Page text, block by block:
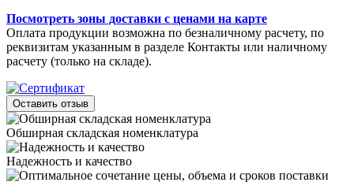
Посмотреть зоны доставки с ценами на карте
Оплата продукции возможна по безналичному расчету, по
реквизитам указанным в разделе Контакты или наличному
расчету (только на складе).
Оставить отзыв
Обширная складская номенклатура
Надежность и качество